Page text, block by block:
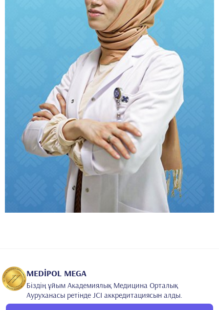
MEDİPOL MEGA
Біздің ұйым Академиялық Медицина Орталық
Ауруханасы ретінде JCI аккредитациясын алды.